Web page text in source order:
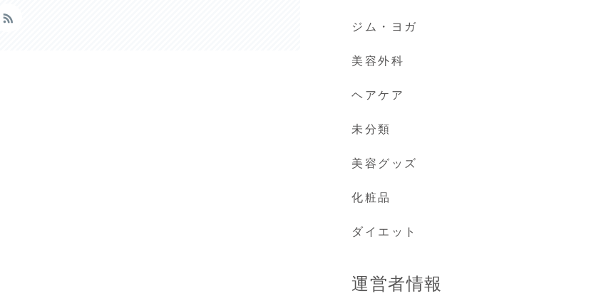
ジム・ヨガ
美容外科
ヘアケア
未分類
美容グッズ
化粧品
ダイエット
運営者情報